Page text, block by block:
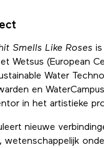
Smells Like Roses
Wetsus (European
Water
en
in het artistieke
nieuwe
wetenschappelijk